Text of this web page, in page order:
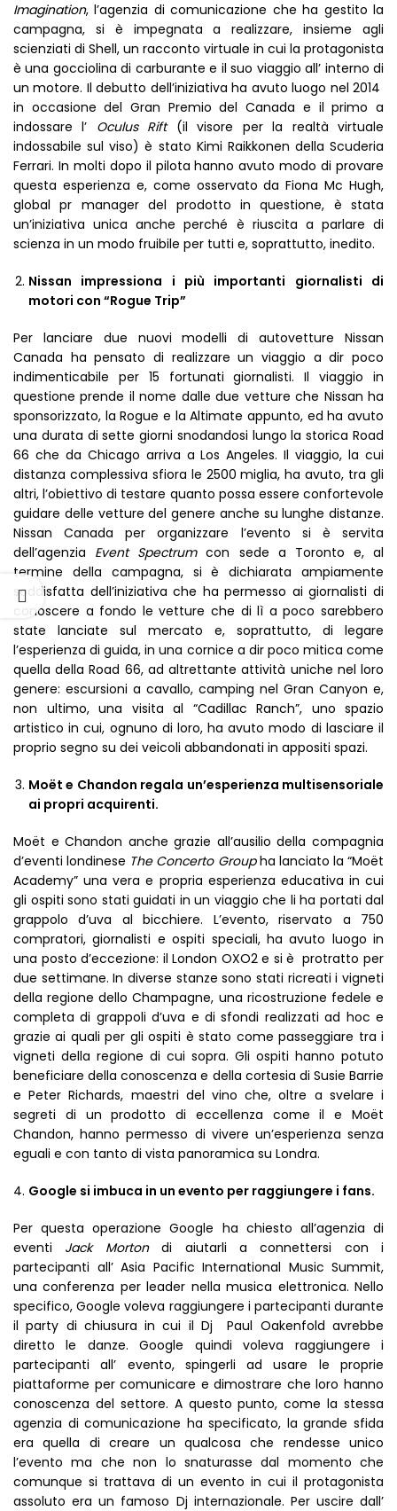
Imagination, l’agenzia di comunicazione che ha gestito la
campagna, si è impegnata a realizzare, insieme agli
scienziati di Shell, un racconto virtuale in cui la protagonista
è una gocciolina di carburante e il suo viaggio all’ interno di
un motore. Il debutto dell’iniziativa ha avuto luogo nel 2014
in occasione del Gran Premio del Canada e il primo a
indossare l’ Oculus Rift(il visore per la realtà virtuale
indossabile sul viso) è stato Kimi Raikkonen della Scuderia
Ferrari. In molti dopo il pilota hanno avuto modo di provare
questa esperienza e, come osservato da Fiona Mc Hugh,
global pr manager del prodotto in questione, è stata
un’iniziativa unica anche perché è riuscita a parlare di
scienza in un modo fruibile per tutti e, soprattutto, inedito.
Nissan impressiona i più importanti giornalisti di
motori con “Rogue Trip”
Per lanciare due nuovi modelli di autovetture Nissan
Canada ha pensato di realizzare un viaggio a dir poco
indimenticabile per 15 fortunati giornalisti. Il viaggio in
questione prende il nome dalle due vetture che Nissan ha
sponsorizzato, la Rogue e la Altimate appunto, ed ha avuto
una durata di sette giorni snodandosi lungo la storica Road
66 che da Chicago arriva a Los Angeles. Il viaggio, la cui
distanza complessiva sfiora le 2500 miglia, ha avuto, tra gli
altri, l’obiettivo di testare quanto possa essere confortevole
guidare delle vetture del genere anche su lunghe distanze.
Nissan Canada per organizzare l’evento si è servita
dell’agenzia Event Spectrumcon sede a Toronto e, al
termine della campagna, si è dichiarata ampiamente
soddisfatta dell’iniziativa che ha permesso ai giornalisti di
conoscere a fondo le vetture che di lì a poco sarebbero
state lanciate sul mercato e, soprattutto, di legare
l’esperienza di guida, in una cornice a dir poco mitica come
quella della Road 66, ad altrettante attività uniche nel loro
genere: escursioni a cavallo, camping nel Gran Canyon e,
non ultimo, una visita al “Cadillac Ranch”, uno spazio
artistico in cui, ognuno di loro, ha avuto modo di lasciare il
proprio segno su dei veicoli abbandonati in appositi spazi.
Moët e Chandon regala un’esperienza multisensoriale
ai propri acquirenti.
Moët e Chandon anche grazie all’ausilio della compagnia
d’eventi londinese The Concerto Groupha lanciato la “Moët
Academy” una vera e propria esperienza educativa in cui
gli ospiti sono stati guidati in un viaggio che li ha portati dal
grappolo d’uva al bicchiere. L’evento, riservato a 750
compratori, giornalisti e ospiti speciali, ha avuto luogo in
una posto d’eccezione: il London OXO2 e si è protratto per
due settimane. In diverse stanze sono stati ricreati i vigneti
della regione dello Champagne, una ricostruzione fedele e
completa di grappoli d’uva e di sfondi realizzati ad hoc e
grazie ai quali per gli ospiti è stato come passeggiare tra i
vigneti della regione di cui sopra. Gli ospiti hanno potuto
beneficiare della conoscenza e della cortesia di Susie Barrie
e Peter Richards, maestri del vino che, oltre a svelare i
segreti di un prodotto di eccellenza come il e Moët
Chandon, hanno permesso di vivere un’esperienza senza
eguali e con tanto di vista panoramica su Londra.
Google si imbuca in un evento per raggiungere i fans.
Per questa operazione Google ha chiesto all’agenzia di
eventi Jack Mortondi aiutarli a connettersi con i
partecipanti all’ Asia Pacific International Music Summit,
una conferenza per leader nella musica elettronica. Nello
specifico, Google voleva raggiungere i partecipanti durante
il party di chiusura in cui il Dj Paul Oakenfold avrebbe
diretto le danze. Google quindi voleva raggiungere i
partecipanti all’ evento, spingerli ad usare le proprie
piattaforme per comunicare e dimostrare che loro hanno
conoscenza del settore. A questo punto, come la stessa
agenzia di comunicazione ha specificato, la grande sfida
era quella di creare un qualcosa che rendesse unico
l’evento ma che non lo snaturasse dal momento che
comunque si trattava di un evento in cui il protagonista
assoluto era un famoso Dj internazionale. Per uscire dall’